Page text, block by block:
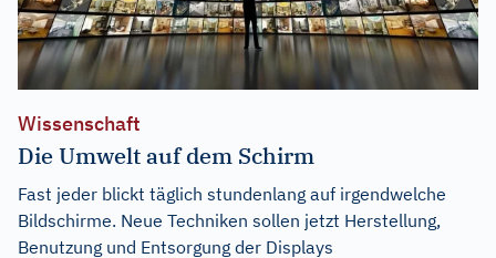
Wissenschaft
Die Umwelt auf dem Schirm
Fast jeder blickt täglich stundenlang auf irgendwelche
Bildschirme. Neue Techniken sollen jetzt Herstellung,
Benutzung und Entsorgung der Displays